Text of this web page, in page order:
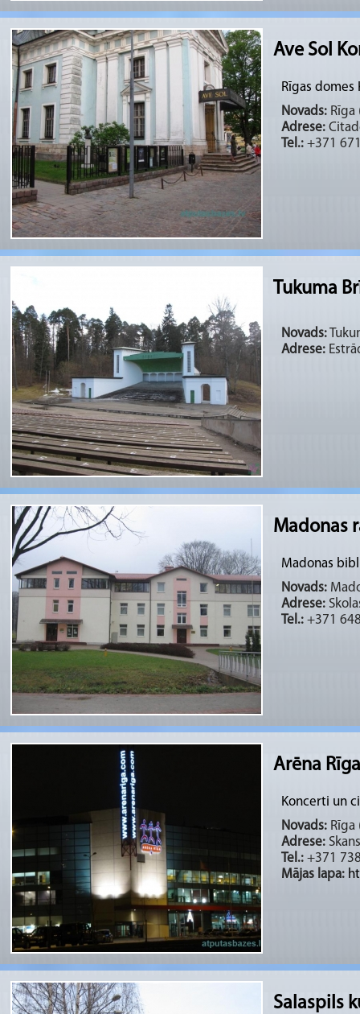
Ave Sol
Rīgas
Novads: Rīga
Adrese:
Tel.: +371
Tukuma
Novads:
Adrese:
Madonas
Madonas
Novads:
Adrese:
Tel.: +371
Arēna Rīga
Koncerti un
Novads: Rīga
Adrese:
Tel.: +371
Mājas lapa:
Salaspils